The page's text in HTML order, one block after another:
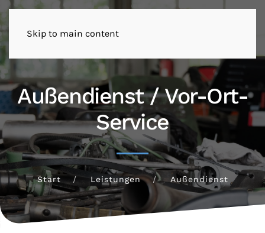
Skip to main content
Außendienst / Vor-Ort-
Service
Start Leistungen Außendienst